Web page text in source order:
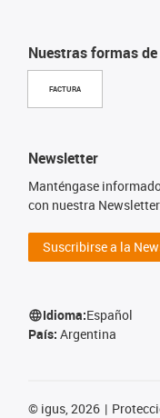
Nuestras formas
FACTURA
Newsletter
Manténgase
con nuestra
Suscribirse a la
Idioma:Español
País: Argentina
© igus, 2026